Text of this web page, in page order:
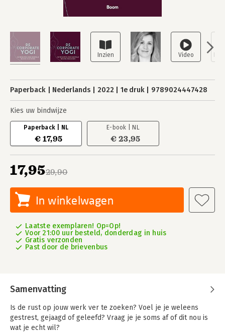
Paperback Nederlands 2022 1e druk 9789024447428
Kies uw bindwijze
Paperback | NL
€ 17,95
E-book | NL
€ 23,95
29,90
17,95
In winkelwagen
Laatste exemplaren! Op=Op!
Voor 21:00 uur besteld, donderdag in huis
Gratis verzonden
Past door de brievenbus
Samenvatting
Is de rust op jouw werk ver te zoeken? Voel je je weleens
gestrest, gejaagd of geleefd? Vraag je je soms af of dit nou is
wat je echt wil?